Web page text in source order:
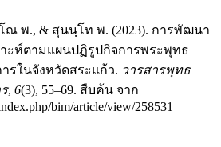
ณ พ., & สุนนฺโท พ. (2023). การพัฒนา
ะห์ตามแผนปฏิรูปกิจการพระพุทธ
รในจังหวัดสระแก้ว. วารสารพุทธ
, 6(3), 55–69. สืบค้น จาก
bim/article/view/258531